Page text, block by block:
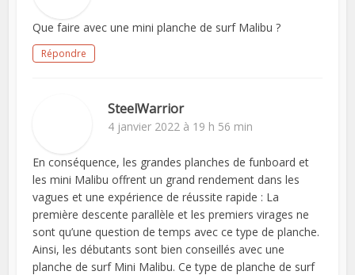
Que faire avec une mini planche de surf Malibu ?
Répondre
SteelWarrior
4 janvier 2022 à 19 h 56 min
En conséquence, les grandes planches de funboard et
les mini Malibu offrent un grand rendement dans les
vagues et une expérience de réussite rapide : La
première descente parallèle et les premiers virages ne
sont qu’une question de temps avec ce type de planche.
Ainsi, les débutants sont bien conseillés avec une
planche de surf Mini Malibu. Ce type de planche de surf